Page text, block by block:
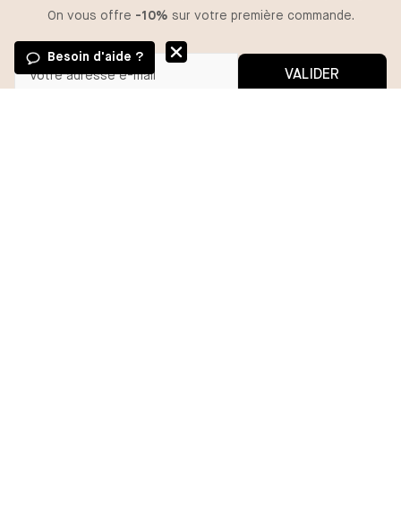
On vous offre -10% sur votre première commande.
VALIDER
Besoin d'aide ?